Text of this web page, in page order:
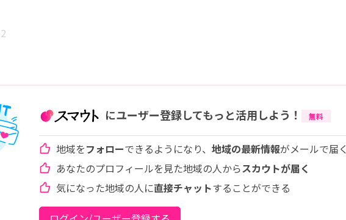
にユーザー登録してもっと活用しよう！ 無料
地域をフォローできるようになり、 地域の最新情報がメールで届く
あなたのプロフィールを見た地域の人からスカウトが届く
気になった地域の人に直接チャットすることができる